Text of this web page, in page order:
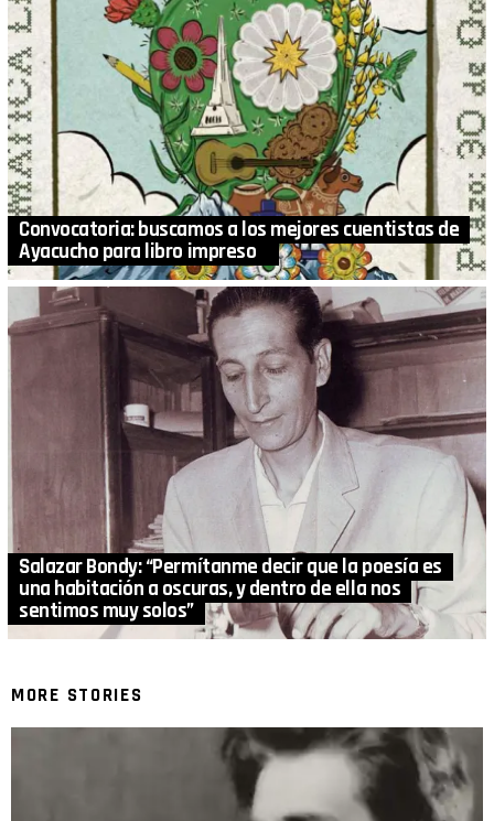
Convocatoria: buscamos a los mejores cuentistas de
Ayacucho para libro impreso
Salazar Bondy: “Permítanme decir que la poesía es
una habitación a oscuras, y dentro de ella nos
sentimos muy solos”
MORE STORIES